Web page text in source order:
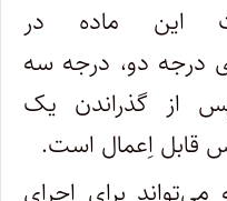
این ماده در
درجه دو، درجه سه
از گذراندن یک
قابل اِعمال است.
می‌تواند برای اجرای